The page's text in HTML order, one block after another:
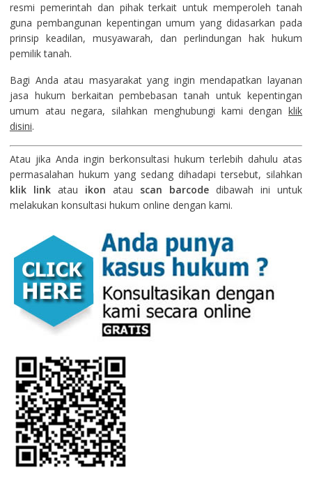
resmi pemerintah dan pihak terkait untuk memperoleh tanah
guna pembangunan kepentingan umum yang didasarkan pada
prinsip keadilan, musyawarah, dan perlindungan hak hukum
pemilik tanah.
Bagi Anda atau masyarakat yang ingin mendapatkan layanan
jasa hukum berkaitan pembebasan tanah untuk kepentingan
umum atau negara, silahkan menghubungi kami denganklik
disini.
Atau jika Anda ingin berkonsultasi hukum terlebih dahulu atas
permasalahan hukum yang sedang dihadapi tersebut, silahkan
klik linkatau ikonatau scan barcode dibawah ini untuk
melakukan konsultasi hukum online dengan kami.